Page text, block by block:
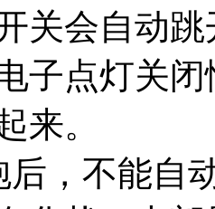
关会自动
子点灯关
来。
后，不能自